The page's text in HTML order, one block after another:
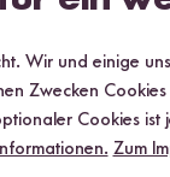
Wir und einige
Zwecken
Cookies ist
Zum